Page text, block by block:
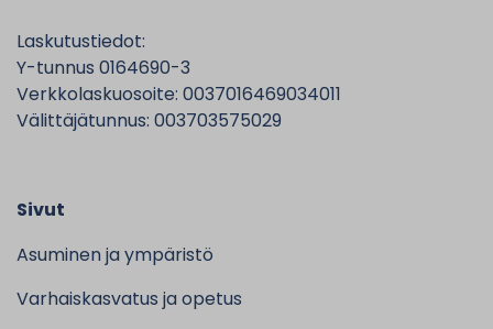
Laskutustiedot:
Y-tunnus 0164690-3
Verkkolaskuosoite: 0037016469034011
Välittäjätunnus: 003703575029
Sivut
Asuminen ja ympäristö
Varhaiskasvatus ja opetus